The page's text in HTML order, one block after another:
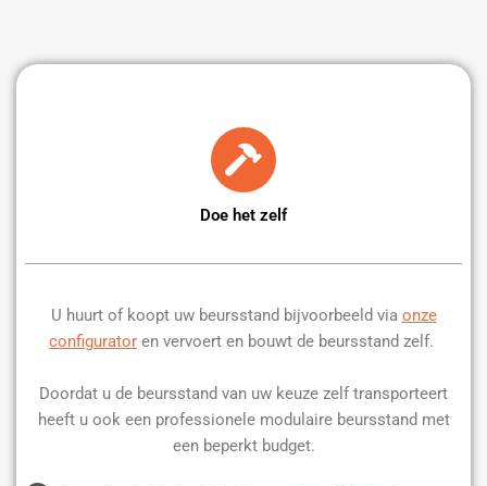
Doe het zelf
U huurt of koopt uw beursstand bijvoorbeeld via onze
configurator en vervoert en bouwt de beursstand zelf.
Doordat u de beursstand van uw keuze zelf transporteert
heeft u ook een professionele modulaire beursstand met
een beperkt budget.